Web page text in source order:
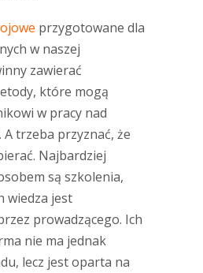
przygotowane dla
w naszej
zawierać
które mogą
w pracy nad
trzeba przyznać, że
Najbardziej
są szkolenia,
wiedza jest
prowadzącego. Ich
nie ma jednak
lecz jest oparta na